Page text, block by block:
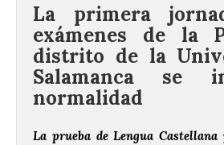
La primera
exámenes de la
distrito de la
Salamanca se
normalidad
La prueba de Lengua